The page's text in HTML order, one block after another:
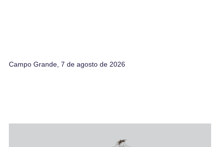
Campo Grande, 7 de agosto de 2026